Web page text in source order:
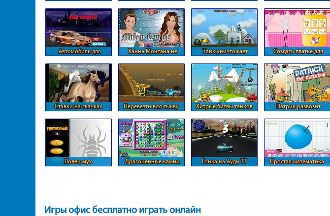
Автомобиль для
Ханна Монтана не
Танк уничтожает
Создать платье для
Ставки на скачках Перевезти всю тыкву Хитрые битвы танков
Патрик развозит
Ловец мух
Драгоценные камни
Гонка на Ауди ТТ Простая математика
Игры офис бесплатно играть онлайн